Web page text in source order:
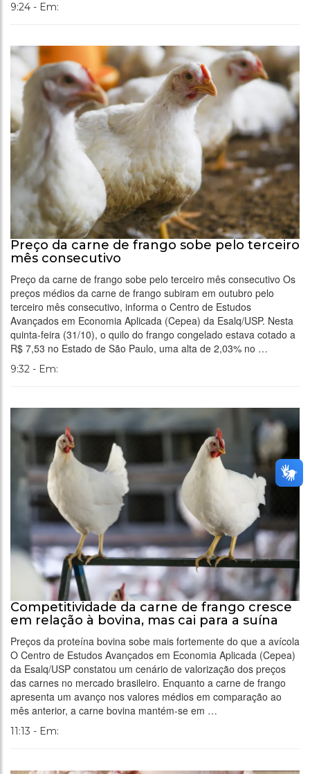
9:24 - Em:
Preço da carne de frango sobe pelo terceiro
mês consecutivo
Preço da carne de frango sobe pelo terceiro mês consecutivo Os
preços médios da carne de frango subiram em outubro pelo
terceiro mês consecutivo, informa o Centro de Estudos
Avançados em Economia Aplicada (Cepea) da Esalq/USP. Nesta
quinta-feira (31/10), o quilo do frango congelado estava cotado a
R$ 7,53 no Estado de São Paulo, uma alta de 2,03% no …
9:32 - Em:
Competitividade da carne de frango cresce
em relação à bovina, mas cai para a suína
Preços da proteína bovina sobe mais fortemente do que a avícola
O Centro de Estudos Avançados em Economia Aplicada (Cepea)
da Esalq/USP constatou um cenário de valorização dos preços
das carnes no mercado brasileiro. Enquanto a carne de frango
apresenta um avanço nos valores médios em comparação ao
mês anterior, a carne bovina mantém-se em …
11:13 - Em: